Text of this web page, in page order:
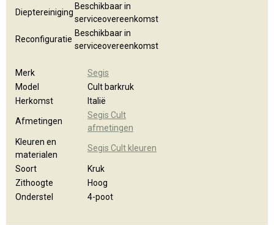
Dieptereiniging
Beschikbaar in
serviceovereenkomst
Reconfiguratie
Beschikbaar in
serviceovereenkomst
Merk
Segis
Model
Cult barkruk
Herkomst
Italië
Afmetingen
Segis Cult
afmetingen
Kleuren en
materialen
Segis Cult kleuren
Soort
Kruk
Zithoogte
Hoog
Onderstel
4-poot